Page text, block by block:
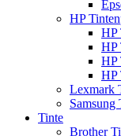
HP
HP
HP
HP
HP
Lexmark
Samsung
Tinte
Brother